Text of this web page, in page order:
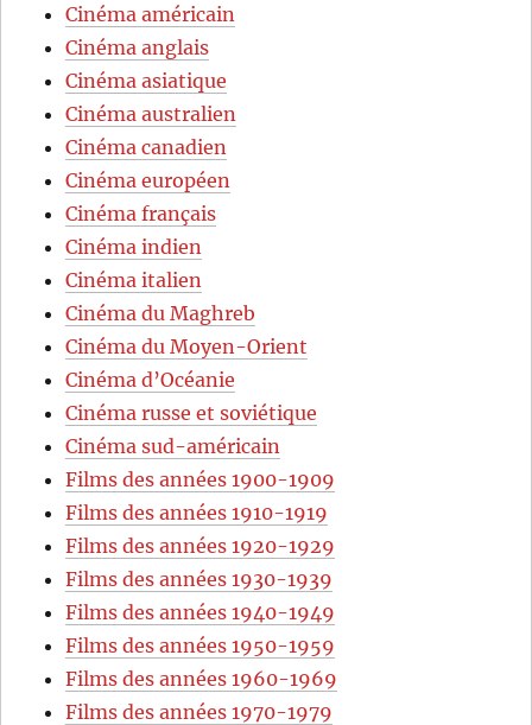
Cinéma américain
Cinéma anglais
Cinéma asiatique
Cinéma australien
Cinéma canadien
Cinéma européen
Cinéma français
Cinéma indien
Cinéma italien
Cinéma du Maghreb
Cinéma du Moyen-Orient
Cinéma d’Océanie
Cinéma russe et soviétique
Cinéma sud-américain
Films des années 1900-1909
Films des années 1910-1919
Films des années 1920-1929
Films des années 1930-1939
Films des années 1940-1949
Films des années 1950-1959
Films des années 1960-1969
Films des années 1970-1979